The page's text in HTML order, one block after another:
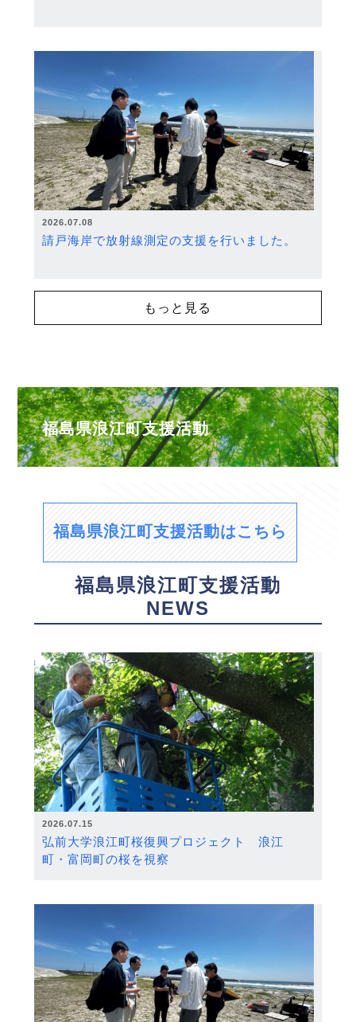
2026.07.08
請戸海岸で放射線測定の支援を行いました。
もっと見る
福島県浪江町支援活動
福島県浪江町支援活動はこちら
福島県浪江町支援活動
NEWS
2026.07.15
弘前大学浪江町桜復興プロジェクト 浪江
町・富岡町の桜を視察